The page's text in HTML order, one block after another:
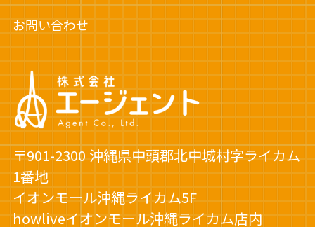
〒901-2300 沖縄県中頭郡北中城村字ライカム
1番地
イオンモール沖縄ライカム5F
howliveイオンモール沖縄ライカム店内
お問い合わせ